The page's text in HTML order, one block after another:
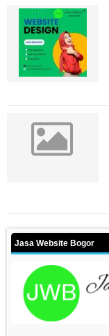
Jasa Website Bogor